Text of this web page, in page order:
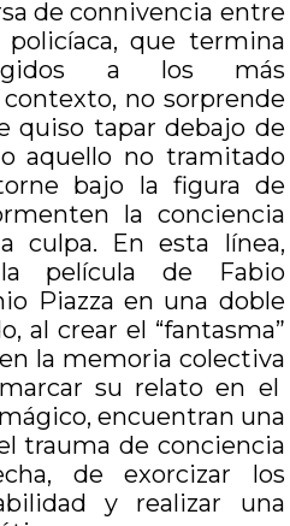
de connivencia entre
que termina
a los más
no sorprende
quiso tapar debajo de
aquello no tramitado
bajo la figura de
la conciencia
culpa. En esta línea,
película de Fabio
Piazza en una doble
al crear el “fantasma”
la memoria colectiva
su relato en el
encuentran una
trauma de conciencia
de exorcizar los
y realizar una